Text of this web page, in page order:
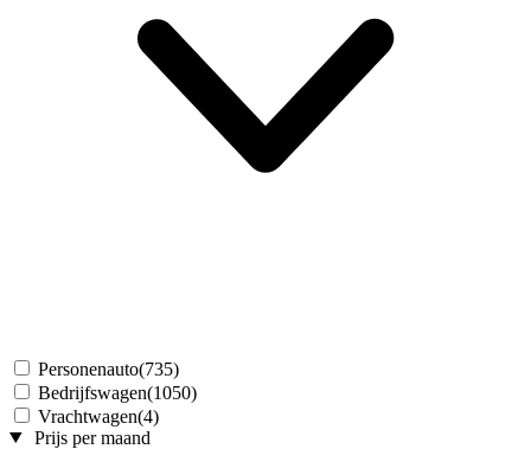
Personenauto(735)
Bedrijfswagen(1050)
Vrachtwagen(4)
Prijs per maand